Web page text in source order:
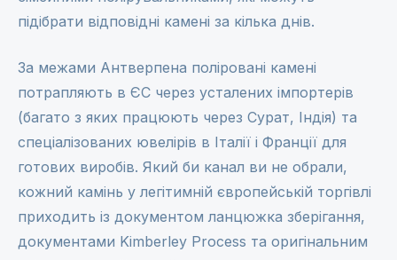
підібрати відповідні камені за кілька днів.
За межами Антверпена поліровані камені
потрапляють в ЄС через усталених імпортерів
(багато з яких працюють через Сурат, Індія) та
спеціалізованих ювелірів в Італії і Франції для
готових виробів. Який би канал ви не обрали,
кожний камінь у легітимній європейській торгівлі
приходить із документом ланцюжка зберігання,
документами Kimberley Process та оригінальним